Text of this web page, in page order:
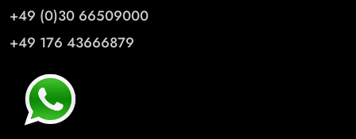
+49 (0)30 66509000
+49 176 43666879